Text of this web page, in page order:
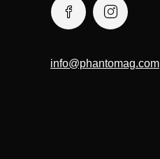
info@phantomag.com